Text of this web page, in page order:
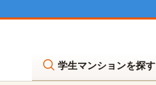
学生マンションを探す